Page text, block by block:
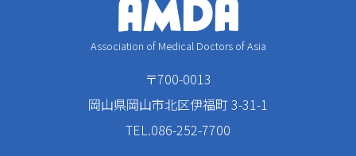
Association of Medical Doctors of Asia
〒700-0013
岡山県岡山市北区伊福町 3-31-1
TEL.086-252-7700